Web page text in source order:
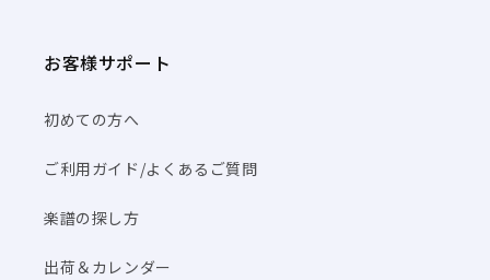
お客様サポート
初めての方へ
ご利用ガイド/よくあるご質問
楽譜の探し方
出荷＆カレンダー